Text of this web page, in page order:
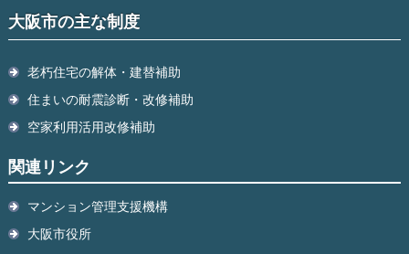
大阪市の主な制度
老朽住宅の解体・建替補助
住まいの耐震診断・改修補助
空家利用活用改修補助
関連リンク
マンション管理支援機構
大阪市役所